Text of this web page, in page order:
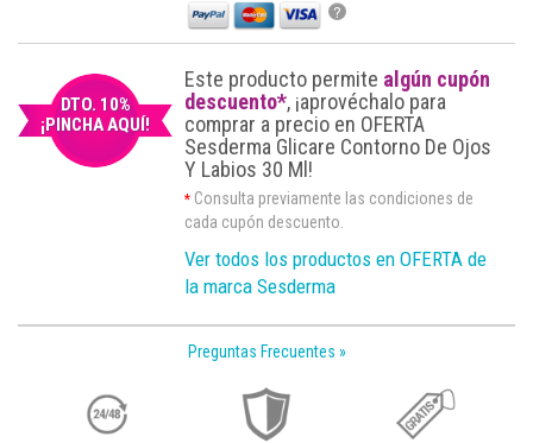
?
DTO. 10%
¡PINCHA AQUÍ!
Este producto permite algún cupón
descuento*, ¡aprovéchalo para
comprar a precio en OFERTA
Sesderma Glicare Contorno De Ojos
Y Labios 30 Ml!
* Consulta previamente las condiciones de
cada cupón descuento.
Ver todos los productos en OFERTA de
la marca Sesderma
Preguntas Frecuentes »